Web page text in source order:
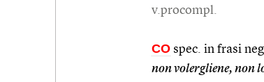
v.procompl.
CO spec. in frasi
non volergliene, non